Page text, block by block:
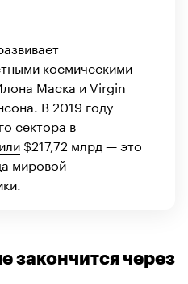
космическими
Маска и Virgin
В 2019 году
сектора в
$217,72 млрд — это
мировой
закончится через